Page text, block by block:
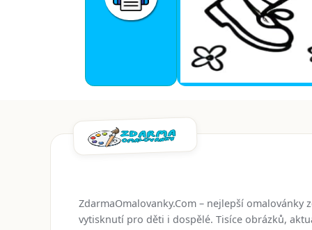
ZdarmaOmalovanky.Com – nejlepší omalovánky
vytisknutí pro děti i dospělé. Tisíce obrázků,